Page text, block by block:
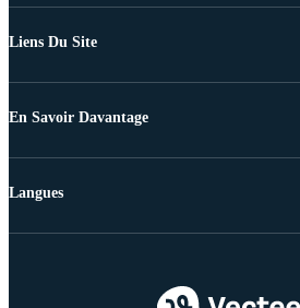
Liens Du Site
En Savoir Davantage
Langues